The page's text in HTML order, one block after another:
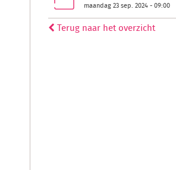
maandag 23 sep. 2024 - 09:00
Terug naar het overzicht